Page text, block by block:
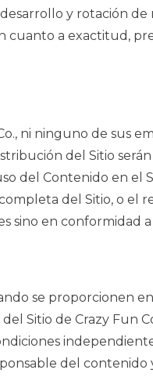
y rotación de
cuanto a exactitud,
ni ninguno de sus
del Sitio
del Contenido en el
del Sitio, o el
sino en conformidad a
se proporcionen
Sitio de Crazy Fun
del contenido